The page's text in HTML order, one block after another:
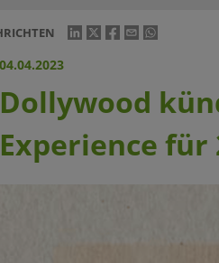
04.04.2023
Dollywood
Experience für